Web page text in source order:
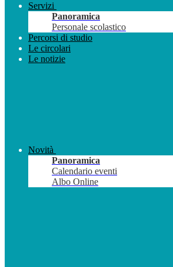
Servizi
Panoramica
Personale scolastico
Percorsi di studio
Le circolari
Le notizie
Novità
Panoramica
Calendario eventi
Albo Online